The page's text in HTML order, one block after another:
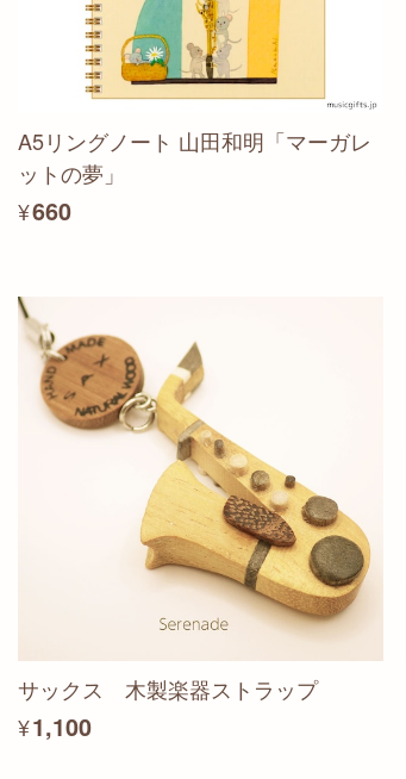
A5リングノート 山田和明「マーガレ
ットの夢」
¥660
サックス 木製楽器ストラップ
¥1,100